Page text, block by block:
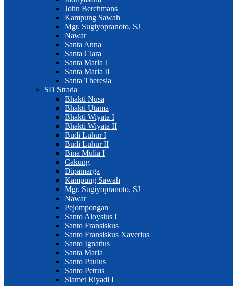
John Berchmans
Kampung Sawah
Mgr. Sugiyopranoto, SJ
Nawar
Santa Anna
Santa Clara
Santa Maria I
Santa Maria II
Santa Theresia
SD Strada
Bhakti Nusa
Bhakti Utama
Bhakti Wiyata I
Bhakti Wiyata II
Budi Luhur I
Budi Luhur II
Bina Mulia I
Cakung
Dipamarga
Kampung Sawah
Mgr. Sugiyopranoto, SJ
Nawar
Pejompongan
Santo Aloysius I
Santo Fransiskus
Santo Fransiskus Xaverius
Santo Ignatius
Santa Maria
Santo Paulus
Santo Petrus
Slamet Riyadi I